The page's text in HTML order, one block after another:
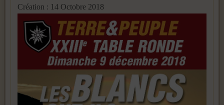
Création : 14 Octobre 2018